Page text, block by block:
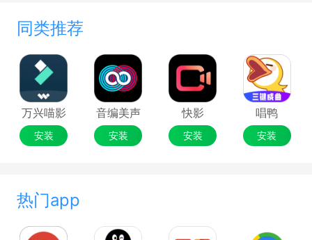
常见问题：
1. 如何把复制的视频拖到下方
在剪映中，用户只需在素材库中选中视频，点击
“+”添加到轨道，或直接拖到时间线面板即可实现。
2. 如何调整背景音乐的大小
在时间线上选中音乐，点击音频选项卡，拖动音
建议先保存草稿，然后关闭剪映再重新打开，从
草稿箱导出视频。如果问题依旧存在，可以联系客服
寻求帮助。 用户评价口碑： 剪映凭借其出色的性能
同类推荐
万兴喵影
安装
音编美声
安装
快影
安装
唱鸭
安装
热门app